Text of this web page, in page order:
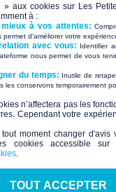
à but non
!
les associations
Petites Pierres.
» aux cookies sur Les
à :
mieux à vos attentes:
permet d'améliorer votre
avec vous: Identifier
nous permet de vous
du temps: Inutile de
les conservons temporairement
n’affectera pas les
Cependant votre
moment changer d'avis
cookies accessible sur
TOUT ACCEPTER